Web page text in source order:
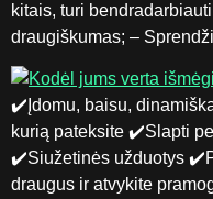
kitais, turi
draugiškumas; –
✔️Įdomu, baisu,
kurią pateksite ✔️Slapti
✔️Siužetinės užduotys
draugus ir atvykite